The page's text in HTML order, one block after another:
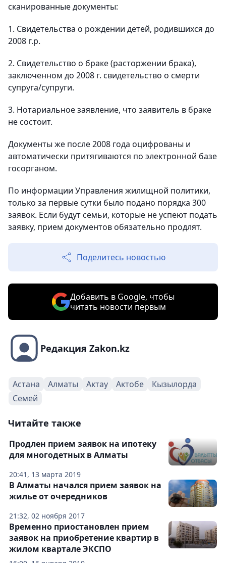
сканированные документы:
1. Свидетельства о рождении детей, родившихся до
2008 г.р.
2. Свидетельство о браке (расторжении брака),
заключенном до 2008 г. свидетельство о смерти
супруга/супруги.
3. Нотариальное заявление, что заявитель в браке
не состоит.
Документы же после 2008 года оцифрованы и
автоматически притягиваются по электронной базе
госорганом.
По информации Управления жилищной политики,
только за первые сутки было подано порядка 300
заявок. Если будут семьи, которые не успеют подать
заявку, прием документов обязательно продлят.
Поделитесь новостью
Добавить в Google, чтобы
читать новости первым
Редакция Zakon.kz
Астана Алматы Актау Актобе
Кызылорда
Семей
Читайте также
20:41, 13 марта 2019
Продлен прием заявок на ипотеку
для многодетных в Алматы
21:32, 02 ноября 2017
В Алматы начался прием заявок на
жилье от очередников
Временно приостановлен прием
заявок на приобретение квартир в
жилом квартале ЭКСПО